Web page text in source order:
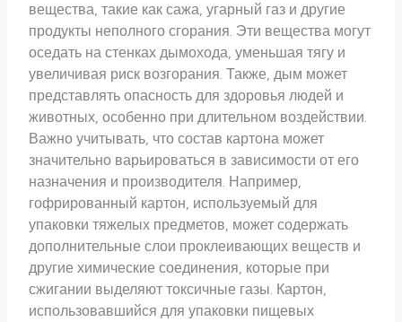
вещества, такие как сажа, угарный газ и другие
продукты неполного сгорания. Эти вещества могут
оседать на стенках дымохода, уменьшая тягу и
увеличивая риск возгорания. Также, дым может
представлять опасность для здоровья людей и
животных, особенно при длительном воздействии.
Важно учитывать, что состав картона может
значительно варьироваться в зависимости от его
назначения и производителя. Например,
гофрированный картон, используемый для
упаковки тяжелых предметов, может содержать
дополнительные слои проклеивающих веществ и
другие химические соединения, которые при
сжигании выделяют токсичные газы. Картон,
использовавшийся для упаковки пищевых